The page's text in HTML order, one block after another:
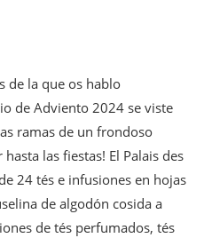
de la que os hablo
de Adviento 2024 se viste
ramas de un frondoso
las fiestas! El Palais des
24 tés e infusiones en hojas
de algodón cosida a
de tés perfumados, tés